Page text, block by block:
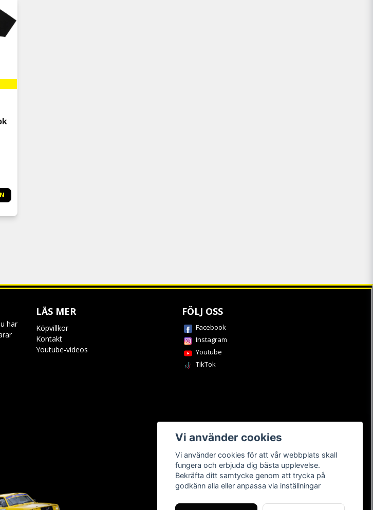
har
LÄS MER
Köpvillkor
Kontakt
Youtube-videos
FÖLJ OSS
Facebook
Instagram
Youtube
TikTok
Vi använder cookies
Vi använder cookies för att vår webbplats skall
fungera och erbjuda dig bästa upplevelse.
Bekräfta ditt samtycke genom att trycka på
godkänn alla eller anpassa via inställningar